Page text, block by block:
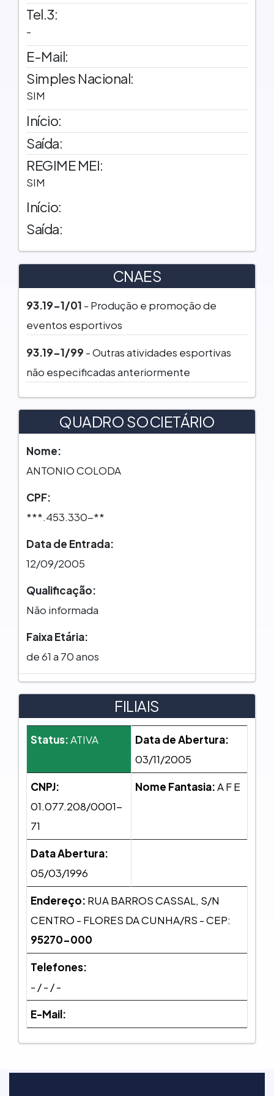
Tel.3:
-
E-Mail:
Simples Nacional:
SIM
Início:
Saída:
REGIME MEI:
SIM
Início:
Saída:
CNAES
93.19-1/01 - Produção e promoção de
eventos esportivos
93.19-1/99 - Outras atividades esportivas
não especificadas anteriormente
QUADRO SOCIETÁRIO
Nome:
ANTONIO COLODA
CPF:
***.453.330-**
Data de Entrada:
12/09/2005
Qualificação:
Não informada
Faixa Etária:
de 61 a 70 anos
FILIAIS
Status:ATIVA
Data de Abertura:
03/11/2005
CNPJ:
01.077.208/0001-
71
Nome Fantasia:A F E
Data Abertura:
05/03/1996
Endereço: RUA BARROS CASSAL, S/N
CENTRO - FLORES DA CUNHA/RS - CEP:
95270-000
Telefones:
- / - / -
E-Mail: